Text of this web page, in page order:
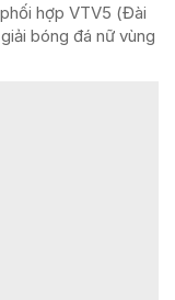
hợp VTV5 (Đài
bóng đá nữ vùng